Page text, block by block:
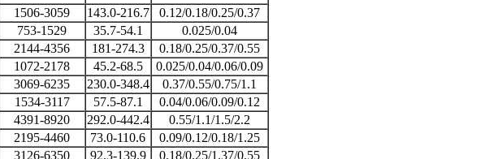
1506-3059 143.0-216.7
0.12/0.18/0.25/0.37
753-1529 35.7-54.1
0.025/0.04
2144-4356 181-274.3
0.18/0.25/0.37/0.55
1072-2178 45.2-68.5
0.025/0.04/0.06/0.09
3069-6235 230.0-348.4
0.37/0.55/0.75/1.1
1534-3117 57.5-87.1
0.04/0.06/0.09/0.12
4391-8920 292.0-442.4
0.55/1.1/1.5/2.2
2195-4460 73.0-110.6
0.09/0.12/0.18/1.25
3126-6350 92.3-139.9
0.18/0.25/1.37/0.55